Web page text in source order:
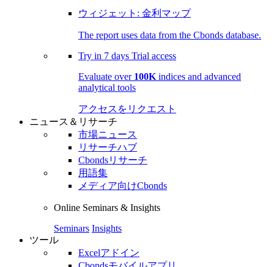
ウィジェット: 金利マップ
The report uses data from the Cbonds database.
Try in 7 days Trial access
Evaluate over 100K indices and advanced
analytical tools
アクセスをリクエスト
ニュース＆リサーチ
市場ニュース
リサーチハブ
Cbondsリサーチ
用語集
メディア向けCbonds
Online Seminars & Insights
Seminars Insights
ツール
Excelアドイン